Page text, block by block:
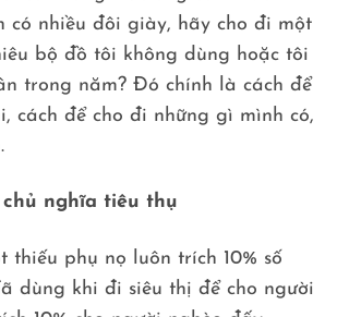
có nhiều đôi giày, hãy cho đi một
bộ đồ tôi không dùng hoặc tôi
trong năm? Đó chính là cách để
cách để cho đi những gì mình có,
nghĩa tiêu thụ
thiếu phụ nọ luôn trích 10% số
dùng khi đi siêu thị để cho người